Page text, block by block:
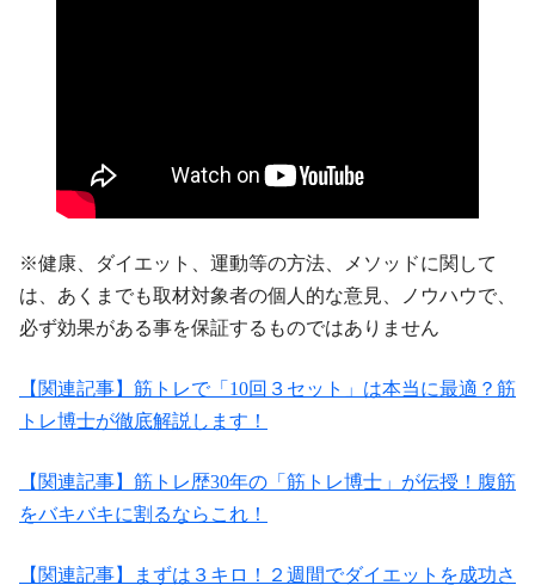
※健康、ダイエット、運動等の方法、メソッドに関して
は、あくまでも取材対象者の個人的な意見、ノウハウで、
必ず効果がある事を保証するものではありません
【関連記事】筋トレで「10回３セット」は本当に最適？筋
トレ博士が徹底解説します！
【関連記事】筋トレ歴30年の「筋トレ博士」が伝授！腹筋
をバキバキに割るならこれ！
【関連記事】まずは３キロ！２週間でダイエットを成功さ